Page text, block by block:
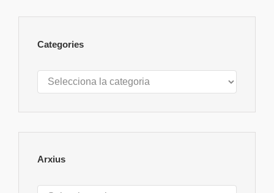
Categories
Categories
Arxius
Arxius